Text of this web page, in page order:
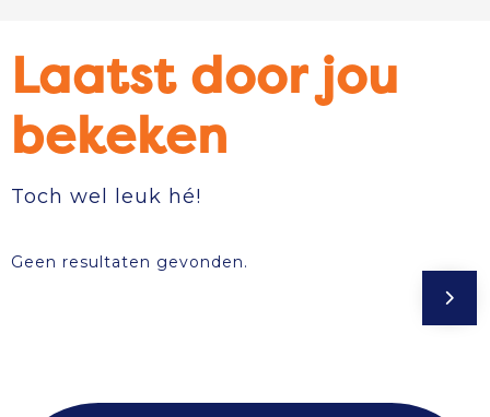
Laatst door jou
bekeken
Toch wel leuk hé!
Geen resultaten gevonden.